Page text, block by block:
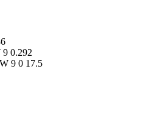
0.292
9 0 17.5